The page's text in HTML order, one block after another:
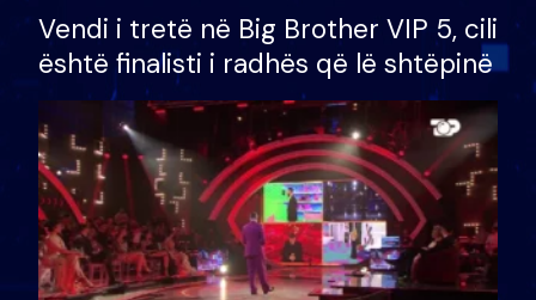
Vendi i tretë në Big Brother VIP 5, cili
është finalisti i radhës që lë shtëpinë